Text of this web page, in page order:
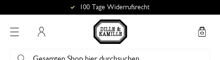
100 Tage Widerrufsrecht